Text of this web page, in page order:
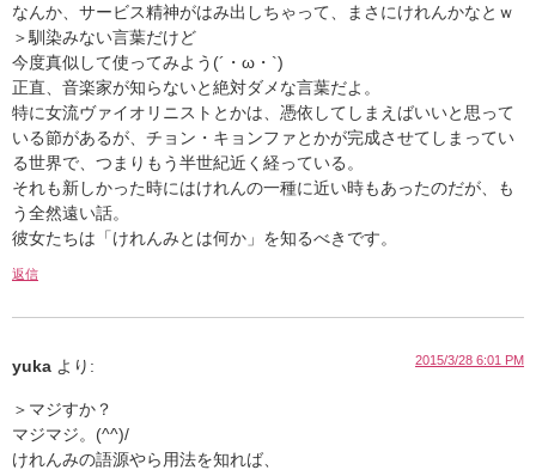
なんか、サービス精神がはみ出しちゃって、まさにけれんかなとｗ
＞馴染みない言葉だけど
今度真似して使ってみよう(´・ω・`)
正直、音楽家が知らないと絶対ダメな言葉だよ。
特に女流ヴァイオリニストとかは、憑依してしまえばいいと思って
いる節があるが、チョン・キョンファとかが完成させてしまってい
る世界で、つまりもう半世紀近く経っている。
それも新しかった時にはけれんの一種に近い時もあったのだが、も
う全然遠い話。
彼女たちは「けれんみとは何か」を知るべきです。
返信
yuka より: 2015/3/28 6:01 PM
＞マジすか？
マジマジ。(^^)/
けれんみの語源やら用法を知れば、